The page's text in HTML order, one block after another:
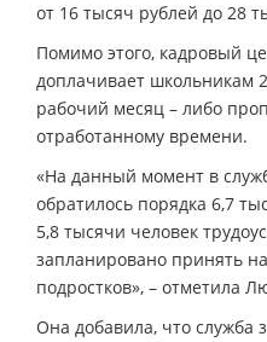
от 16 тысяч рублей до 28
Помимо этого, кадровый
доплачивает школьникам
рабочий месяц – либо
отработанному времени.
«На данный момент в
обратилось порядка 6,7
5,8 тысячи человек
запланировано принять
подростков», – отметила
Она добавила, что служба